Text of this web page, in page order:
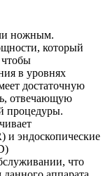
ножным.
который
чтобы
в уровнях
достаточную
отвечающую
процедуры.
и эндоскопические
что